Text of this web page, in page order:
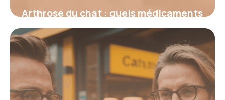
Arthrose du chat : quels médicaments
pour soulager la douleur ?
6 juin 2026